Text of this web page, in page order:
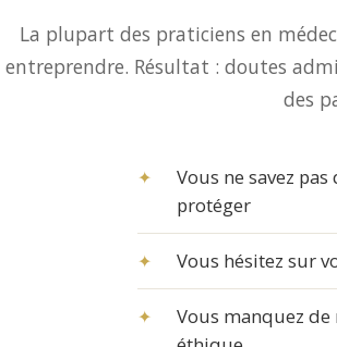
La plupart des praticiens en
entreprendre. Résultat : doutes
des
Vous ne savez
protéger
Vous hésitez sur
Vous manquez